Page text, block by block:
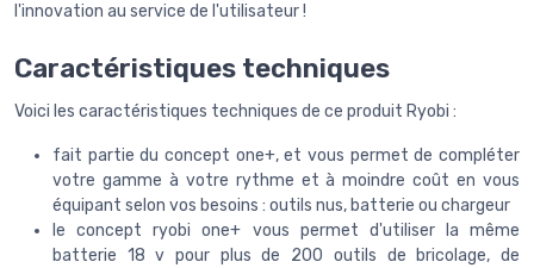
l'innovation au service de l'utilisateur !
Caractéristiques techniques
Voici les caractéristiques techniques de ce produit Ryobi :
fait partie du concept one+, et vous permet de compléter
votre gamme à votre rythme et à moindre coût en vous
équipant selon vos besoins : outils nus, batterie ou chargeur
le concept ryobi one+ vous permet d'utiliser la même
batterie 18 v pour plus de 200 outils de bricolage, de